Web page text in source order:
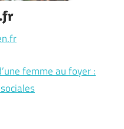
femme au foyer :